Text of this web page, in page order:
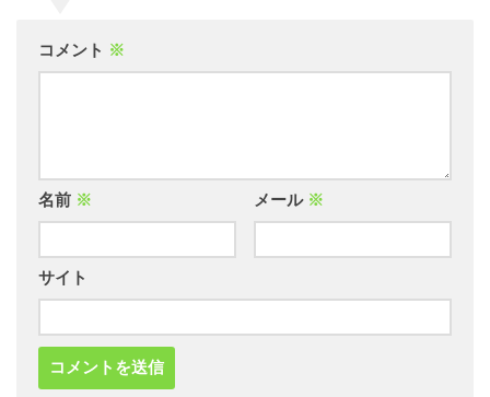
コメント ※
名前 ※ メール ※
サイト